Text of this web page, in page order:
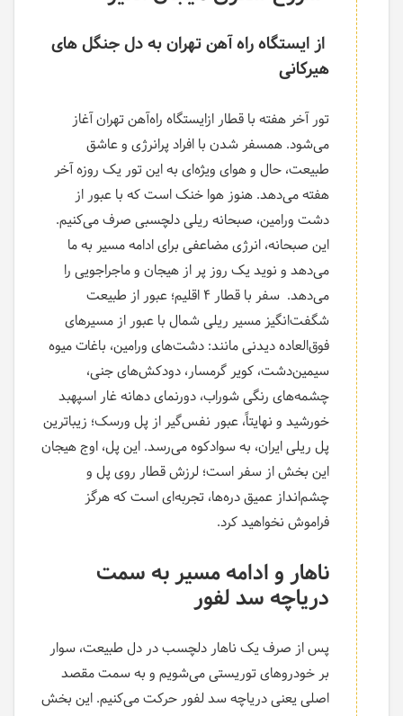
از ایستگاه راه آهن تهران به دل جنگل های
هیرکانی
تور آخر هفته با قطار ازایستگاه راه‌آهن تهران آغاز
می‌شود. همسفر شدن با افراد پرانرژی و عاشق
طبیعت، حال و هوای ویژه‌ای به این تور یک روزه آخر
هفته می‌دهد. هنوز هوا خنک است که با عبور از
دشت ورامین، صبحانه ریلی دلچسبی صرف می‌کنیم.
این صبحانه، انرژی مضاعفی برای ادامه مسیر به ما
می‌دهد و نوید یک روز پر از هیجان و ماجراجویی را
می‌دهد. سفر با قطار 4 اقلیم؛ عبور از طبیعت
شگفت‌انگیز مسیر ریلی شمال با عبور از مسیرهای
فوق‌العاده دیدنی مانند: دشت‌های ورامین، باغات میوه
سیمین‌دشت، کویر گرمسار، دودکش‌های جنی،
چشمه‌های رنگی شوراب، دورنمای دهانه غار اسپهبد
خورشید و نهایتاً، عبور نفس‌گیر از پل ورسک؛ زیباترین
پل ریلی ایران، به سوادکوه می‌رسد. این پل، اوج هیجان
این بخش از سفر است؛ لرزش قطار روی پل و
چشم‌انداز عمیق دره‌ها، تجربه‌ای است که هرگز
فراموش نخواهید کرد.
ناهار و ادامه مسیر به سمت
دریاچه سد لفور
پس از صرف یک ناهار دلچسب در دل طبیعت، سوار
بر خودروهای توریستی می‌شویم و به سمت مقصد
اصلی یعنی دریاچه سد لفور حرکت می‌کنیم. این بخش